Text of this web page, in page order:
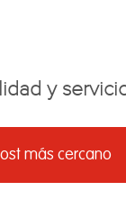
y
más cercano